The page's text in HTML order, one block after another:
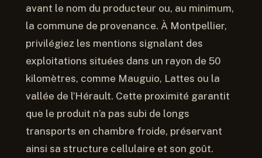
avant le nom du producteur ou, au minimum,
la commune de provenance. À Montpellier,
privilégiez les mentions signalant des
exploitations situées dans un rayon de 50
kilomètres, comme Mauguio, Lattes ou la
vallée de l’Hérault. Cette proximité garantit
que le produit n’a pas subi de longs
transports en chambre froide, préservant
ainsi sa structure cellulaire et son goût.